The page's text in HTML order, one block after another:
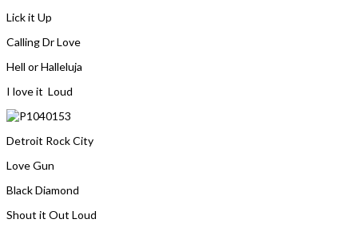
Lick it Up
Calling Dr Love
Hell or Halleluja
I love it Loud
Detroit Rock City
Love Gun
Black Diamond
Shout it Out Loud